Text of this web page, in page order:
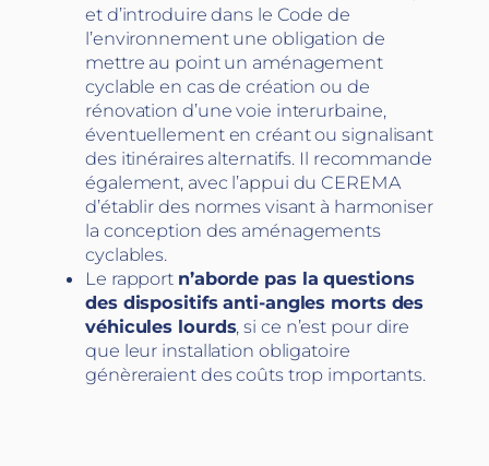
et d’introduire dans le Code de
l’environnement une obligation de
mettre au point un aménagement
cyclable en cas de création ou de
rénovation d’une voie interurbaine,
éventuellement en créant ou signalisant
des itinéraires alternatifs. Il recommande
également, avec l’appui du CEREMA
d’établir des normes visant à harmoniser
la conception des aménagements
cyclables.
Le rapport n’aborde pas la questions
des dispositifs anti-angles morts des
véhicules lourds, si ce n’est pour dire
que leur installation obligatoire
génèreraient des coûts trop importants.